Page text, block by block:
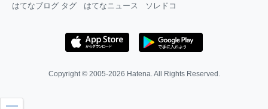
はてなブログ タグ はてなニュース ソレドコ
Copyright © 2005-2026 Hatena. All Rights Reserved.